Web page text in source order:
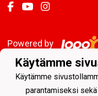
Powered by
Käytämme
Käytämme
parantamiseksi